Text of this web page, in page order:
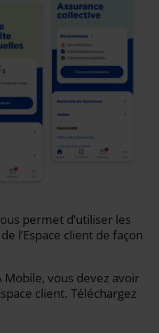
permet d’utiliser les
l’Espace client de façon
Mobile, vous devez avoir
client. Téléchargez